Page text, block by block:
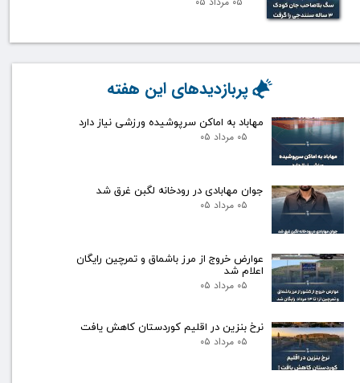
مهاباد به اماکن سرپوشیده ورزشی نیاز دارد
۰۵ مرداد ۰۵
جوان مهابادی در رودخانه لگبن غرق شد
۰۵ مرداد ۰۵
عوارض خروج از مرز باشماق و تمرچین رایگان
اعلام شد
۰۵ مرداد ۰۵
نرخ بنزین در اقلیم کوردستان کاهش یافت
۰۵ مرداد ۰۵
پربازدیدهای این هفته